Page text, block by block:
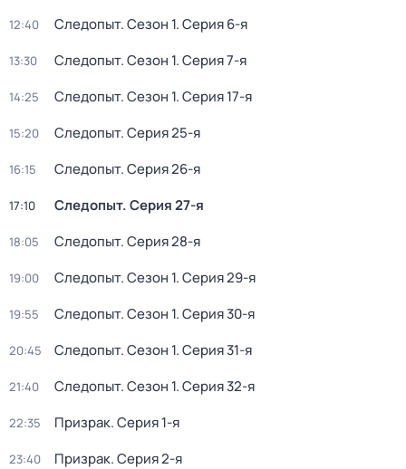
12:40 Следопыт. Сезон 1. Серия 6-я
13:30 Следопыт. Сезон 1. Серия 7-я
14:25 Следопыт. Сезон 1. Серия 17-я
15:20 Следопыт. Серия 25-я
16:15 Следопыт. Серия 26-я
17:10 Следопыт. Серия 27-я
18:05 Следопыт. Серия 28-я
19:00 Следопыт. Сезон 1. Серия 29-я
19:55 Следопыт. Сезон 1. Серия 30-я
20:45 Следопыт. Сезон 1. Серия 31-я
21:40 Следопыт. Сезон 1. Серия 32-я
22:35 Призрак. Серия 1-я
23:40 Призрак. Серия 2-я